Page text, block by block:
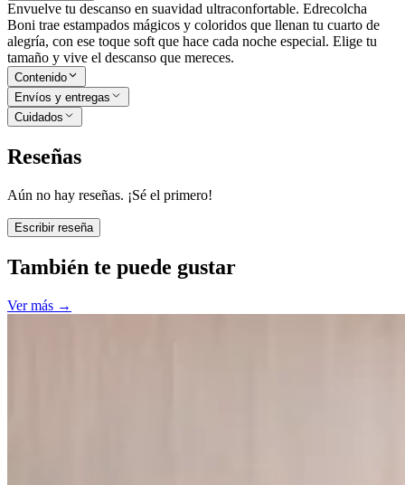
Envuelve tu descanso en suavidad ultraconfortable. Edrecolcha
Boni trae estampados mágicos y coloridos que llenan tu cuarto de
alegría, con ese toque soft que hace cada noche especial. Elige tu
tamaño y vive el descanso que mereces.
Contenido
Envíos y entregas
Cuidados
Reseñas
Aún no hay reseñas. ¡Sé el primero!
Escribir reseña
También te puede gustar
Ver más →